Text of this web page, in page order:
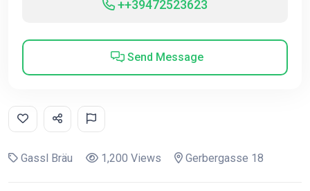
++39472523623
Send Message
Gassl Bräu 1,200 Views Gerbergasse 18